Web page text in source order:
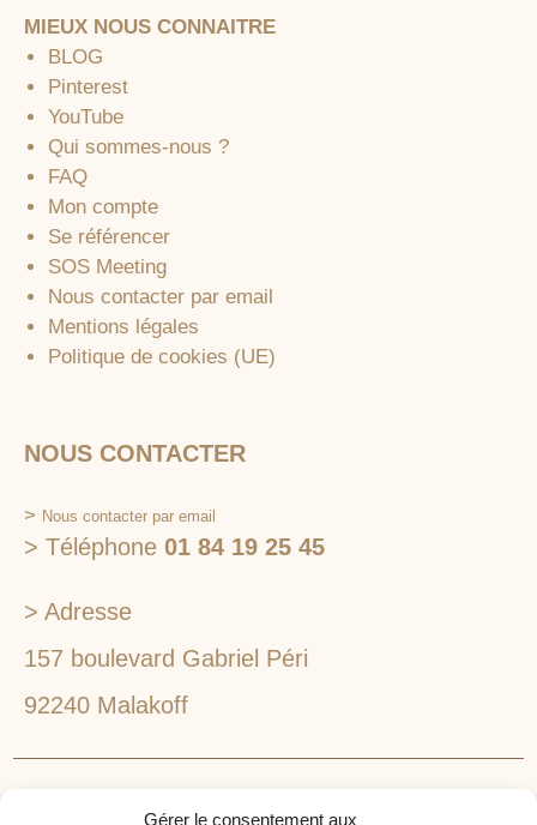
Gérer le consentement aux
MIEUX NOUS CONNAITRE
BLOG
Pinterest
YouTube
Qui sommes-nous ?
FAQ
Mon compte
Se référencer
SOS Meeting
Nous contacter par email
Mentions légales
Politique de cookies (UE)
NOUS CONTACTER
> Nous contacter par email
> Téléphone 01 84 19 25 45
> Adresse
157 boulevard Gabriel Péri
92240 Malakoff